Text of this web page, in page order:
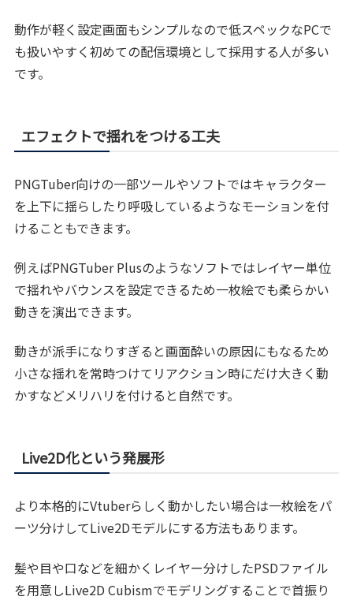
動作が軽く設定画面もシンプルなので低スペックなPCで
も扱いやすく初めての配信環境として採用する人が多い
です。
エフェクトで揺れをつける工夫
PNGTuber向けの一部ツールやソフトではキャラクター
を上下に揺らしたり呼吸しているようなモーションを付
けることもできます。
例えばPNGTuber Plusのようなソフトではレイヤー単位
で揺れやバウンスを設定できるため一枚絵でも柔らかい
動きを演出できます。
動きが派手になりすぎると画面酔いの原因にもなるため
小さな揺れを常時つけてリアクション時にだけ大きく動
かすなどメリハリを付けると自然です。
Live2D化という発展形
より本格的にVtuberらしく動かしたい場合は一枚絵をパ
ーツ分けしてLive2Dモデルにする方法もあります。
髪や目や口などを細かくレイヤー分けしたPSDファイル
を用意しLive2D Cubismでモデリングすることで首振り